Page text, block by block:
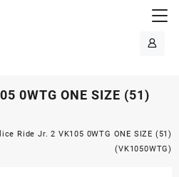
0WTG ONE SIZE (51)
Ride Jr. 2 VK105 0WTG ONE SIZE (51)
(VK1050WTG)